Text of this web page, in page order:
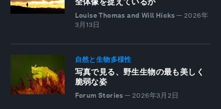
Louise Thomas and Will Hicks — 2026年
3月13日
自然と生物多様性
写真で見る、野生生物の最も美しく
脆弱な姿
Forum Stories — 2026年3月2日